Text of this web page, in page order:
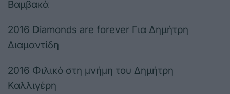
Βαμβακά
2016 Diamonds are forever Για Δημήτρη
Διαμαντίδη
2016 Φιλικό στη μνήμη του Δημήτρη
Καλλιγέρη